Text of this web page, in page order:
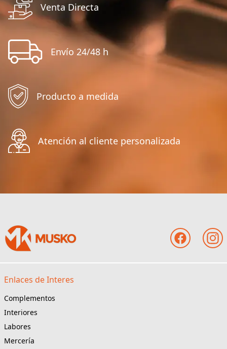
Venta Directa
Envío 24/48 h
Producto a medida
Atención al cliente personalizada
Enlaces de Interes
Complementos
Interiores
Labores
Mercería